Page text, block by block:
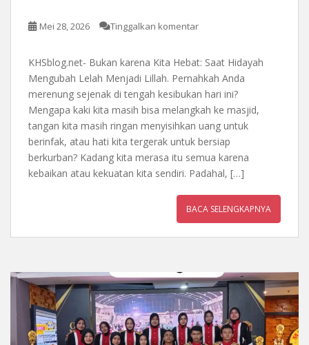
Mei 28, 2026 Tinggalkan komentar
KHSblog.net- Bukan karena Kita Hebat: Saat Hidayah
Mengubah Lelah Menjadi Lillah. Pernahkah Anda
merenung sejenak di tengah kesibukan hari ini?
Mengapa kaki kita masih bisa melangkah ke masjid,
tangan kita masih ringan menyisihkan uang untuk
berinfak, atau hati kita tergerak untuk bersiap
berkurban? Kadang kita merasa itu semua karena
kebaikan atau kekuatan kita sendiri. Padahal, […]
BACA SELENGKAPNYA